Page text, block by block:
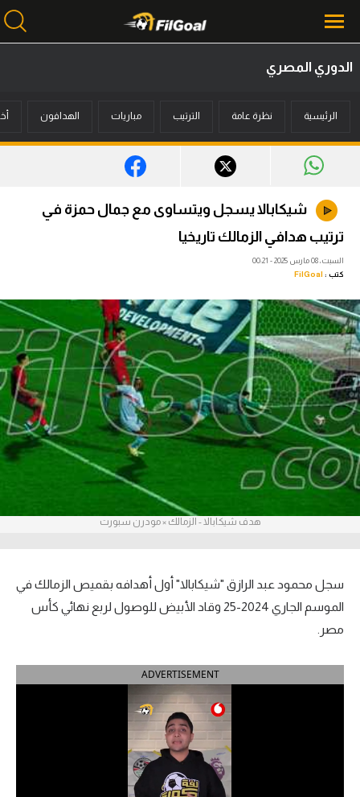
أخبار
فانتازي في الجول
فيديوهات
عدسات
آراء حرة
ركن الألعاب
بطولات
أمريكا 2026
الدوري الإسباني
الدوري السعودي للمحترفين
الدوري المصري
الرئيسية نظرة عامة الترتيب مباريات الهدافون
شيكابالا يسجل ويتساوى مع جمال حمزة في
ترتيب هدافي الزمالك تاريخيا
السبت، 08 مارس 2025 - 00:21
كتب : FilGoal
هدف شيكابالا - الزمالك × مودرن سبورت
سجل محمود عبد الرازق "شيكابالا" أول أهدافه بقميص الزمالك في
الموسم الجاري 2024-25 وقاد الأبيض للوصول لربع نهائي كأس
مصر.
ADVERTISEMENT